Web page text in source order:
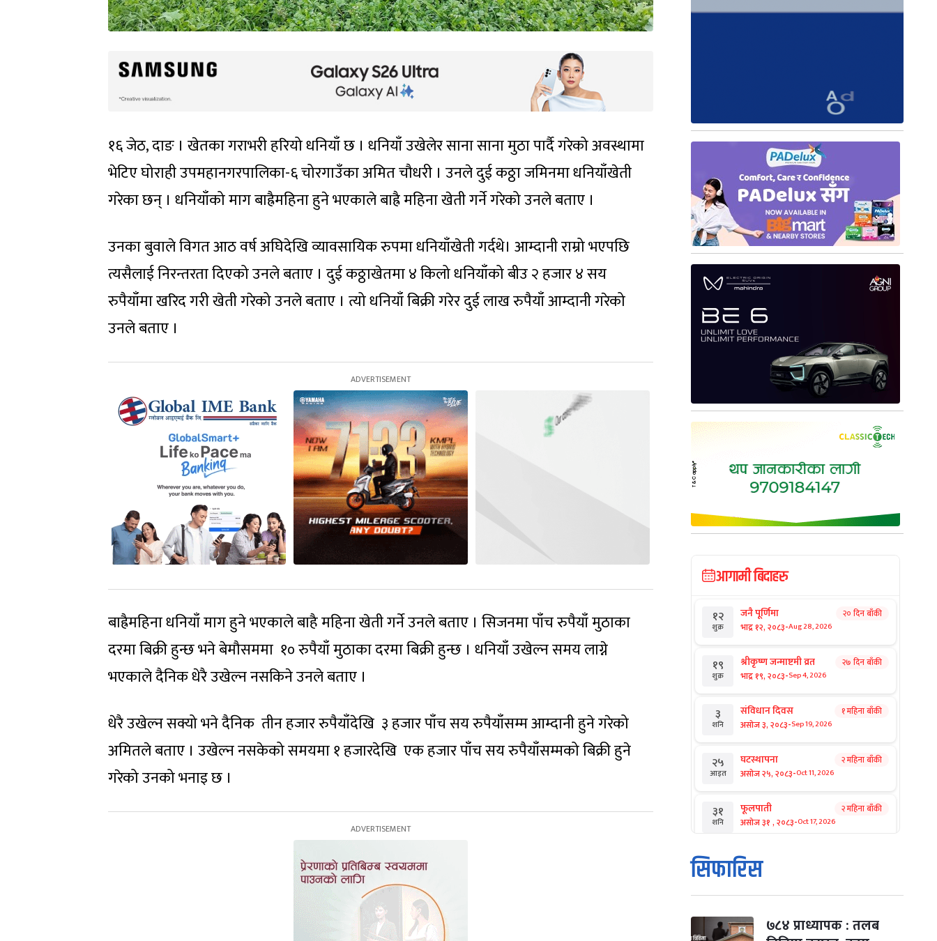
१६ जेठ, दाङ । खेतका गराभरी हरियो धनियाँ छ । धनियाँ उखेलेर साना साना मुठा पार्दै गरेको अवस्थामा
भेटिए घोराही उपमहानगरपालिका-६ चोरगाउँका अमित चौधरी । उनले दुई कठ्ठा जमिनमा धनियाँखेती
गरेका छन् । धनियाँको माग बाह्रैमहिना हुने भएकाले बाह्रै महिना खेती गर्ने गरेको उनले बताए ।
उनका बुवाले विगत आठ वर्ष अघिदेखि व्यावसायिक रुपमा धनियाँखेती गर्दथे। आम्दानी राम्रो भएपछि
त्यसैलाई निरन्तरता दिएको उनले बताए । दुई कठ्ठाखेतमा ४ किलो धनियाँको बीउ २ हजार ४ सय
रुपैयाँमा खरिद गरी खेती गरेको उनले बताए । त्यो धनियाँ बिक्री गरेर दुई लाख रुपैयाँ आम्दानी गरेको
उनले बताए ।
बाह्रैमहिना धनियाँ माग हुने भएकाले बाहै महिना खेती गर्ने उनले बताए । सिजनमा पाँच रुपैयाँ मुठाका
दरमा बिक्री हुन्छ भने बेमौसममा १० रुपैयाँ मुठाका दरमा बिक्री हुन्छ । धनियाँ उखेल्न समय लाग्ने
भएकाले दैनिक धेरै उखेल्न नसकिने उनले बताए ।
धेरै उखेल्न सक्यो भने दैनिक तीन हजार रुपैयाँदेखि ३ हजार पाँच सय रुपैयाँसम्म आम्दानी हुने गरेको
अमितले बताए । उखेल्न नसकेको समयमा १ हजारदेखि एक हजार पाँच सय रुपैयाँसम्मको बिक्री हुने
गरेको उनको भनाइ छ ।
आगामी बिदाहरु
१२
शुक्र
जनै पूर्णिमा
भाद्र १२, २०८३-Aug 28, 2026
२० दिन बाँकी
१९
शुक्र
श्रीकृष्ण जन्माष्टमी व्रत
भाद्र १९, २०८३-Sep 4, 2026
२७ दिन बाँकी
३
शनि
संविधान दिवस
असोज ३, २०८३-Sep 19, 2026
१ महिना बाँकी
२५
आइत
घटस्थापना
असोज २५, २०८३-Oct 11, 2026
२ महिना बाँकी
३१
शनि
फूलपाती
असोज ३१ , २०८३-Oct 17, 2026
२ महिना बाँकी
१
आइत
कार्तिक सङ्क्रान्ति
कार्तिक १, २०८३
मंगल कार्तिक ३, २०८३ -Oct 20, 2026
सिफारिस
७८४ प्राध्यापक : तलब